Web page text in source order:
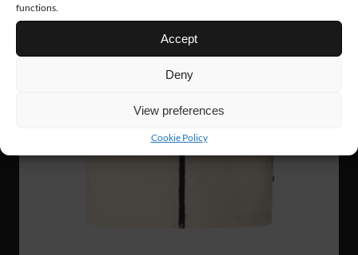
functions.
Accept
Deny
View preferences
Cookie Policy